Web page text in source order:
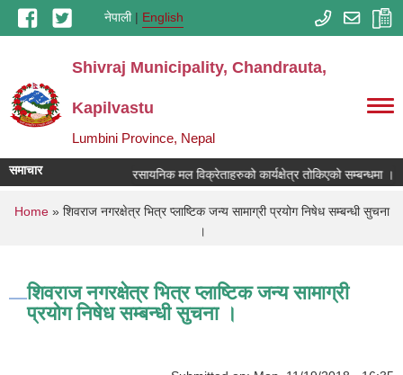
Skip to main contentनेपाली English
Shivraj Municipality, Chandrauta,
Kapilvastu
Lumbini Province, Nepal
समाचार रसायनिक मल विक्रेताहरुको कार्यक्षेत्र तोकिएको सम्बन्धमा ।
You are here
Home» शिवराज नगरक्षेत्र भित्र प्लाष्टिक जन्य सामाग्री प्रयोग निषेध सम्बन्धी सुचना
।
शिवराज नगरक्षेत्र भित्र प्लाष्टिक जन्य सामाग्री
प्रयोग निषेध सम्बन्धी सुचना ।